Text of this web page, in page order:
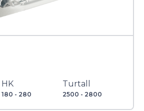
HK
180 - 280
Turtall
2500 - 2800